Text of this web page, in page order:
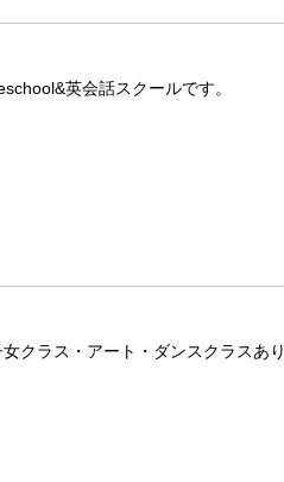
英会話スクールです。
クラス・アート・ダンスクラスあり